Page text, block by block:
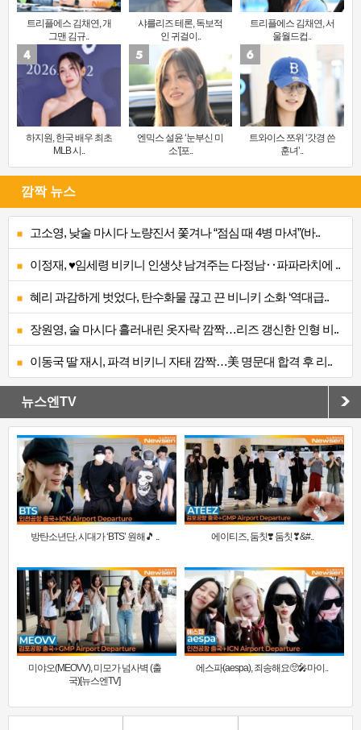
트리플에스 김채연, 개
그맨 김규..
샤를리즈 테론, 독보적
인 귀걸이..
트리플에스 김채연, 서
울월드컵..
하지원, 한국 배우 최초
MLB 시..
엔믹스 설윤 ‘눈부신 미
소’[포..
트와이스 쯔위 ‘갓경 쓴
훈녀’..
깜짝 뉴스
고소영, 낮술 마시다 노량진서 쫓겨나 “점심 때 4병 마셔”(바..
이정재, ♥임세령 비키니 인생샷 남겨주는 다정남‥파파라치에 ..
혜리 과감하게 벗었다, 탄수화물 끊고 끈 비니키 소화 ‘역대급..
장원영, 술 마시다 흘러내린 옷자락 깜짝…리즈 갱신한 인형 비..
이동국 딸 재시, 파격 비키니 자태 깜짝…美 명문대 합격 후 리..
뉴스엔TV
방탄소년단, 시대가 ‘BTS’ 원해🎵 .. 에이티즈, 둠칫❣️ 둠칫❣&#..
미야오(MEOVV), 미모가 넘사벽 (출
국)[뉴스엔TV]
에스파(aespa), 죄송해요🥺🎤마이..